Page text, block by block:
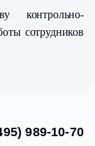
контрольно-
сотрудников
989-10-70